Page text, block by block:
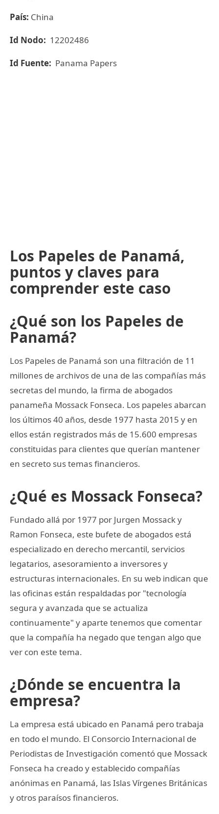
País: China
Id Nodo: 12202486
Id Fuente: Panama Papers
Los Papeles de Panamá,
puntos y claves para
comprender este caso
¿Qué son los Papeles de
Panamá?
Los Papeles de Panamá son una filtración de 11
millones de archivos de una de las compañías más
secretas del mundo, la firma de abogados
panameña Mossack Fonseca. Los papeles abarcan
los últimos 40 años, desde 1977 hasta 2015 y en
ellos están registrados más de 15.600 empresas
constituidas para clientes que querían mantener
en secreto sus temas financieros.
¿Qué es Mossack Fonseca?
Fundado allá por 1977 por Jurgen Mossack y
Ramon Fonseca, este bufete de abogados está
especializado en derecho mercantil, servicios
legatarios, asesoramiento a inversores y
estructuras internacionales. En su web indican que
las oficinas están respaldadas por "tecnología
segura y avanzada que se actualiza
continuamente" y aparte tenemos que comentar
que la compañía ha negado que tengan algo que
ver con este tema.
¿Dónde se encuentra la
empresa?
La empresa está ubicado en Panamá pero trabaja
en todo el mundo. El Consorcio Internacional de
Periodistas de Investigación comentó que Mossack
Fonseca ha creado y establecido compañías
anónimas en Panamá, las Islas Vírgenes Británicas
y otros paraísos financieros.